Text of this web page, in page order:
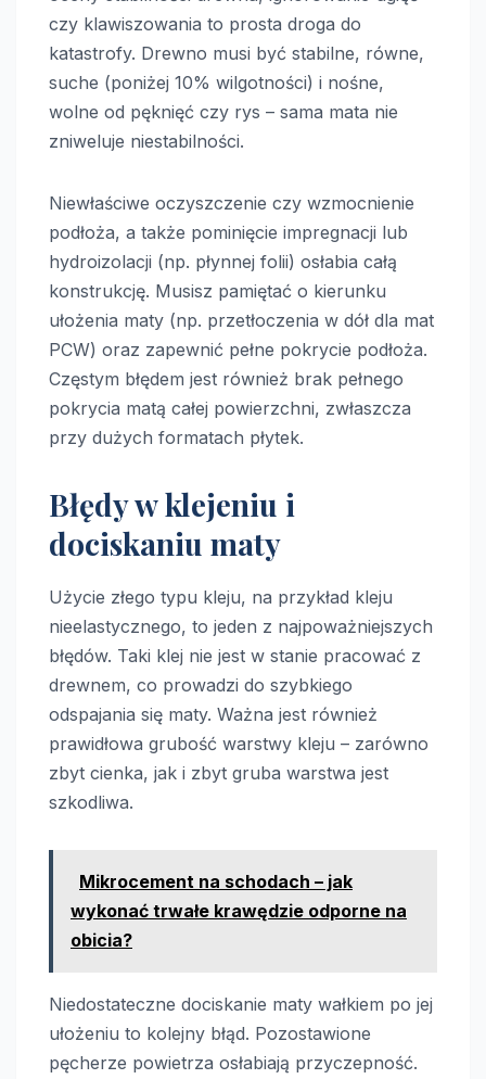
czy klawiszowania to prosta droga do
katastrofy. Drewno musi być stabilne, równe,
suche (poniżej 10% wilgotności) i nośne,
wolne od pęknięć czy rys – sama mata nie
zniweluje niestabilności.
Niewłaściwe oczyszczenie czy wzmocnienie
podłoża, a także pominięcie impregnacji lub
hydroizolacji (np. płynnej folii) osłabia całą
konstrukcję. Musisz pamiętać o kierunku
ułożenia maty (np. przetłoczenia w dół dla mat
PCW) oraz zapewnić pełne pokrycie podłoża.
Częstym błędem jest również brak pełnego
pokrycia matą całej powierzchni, zwłaszcza
przy dużych formatach płytek.
Błędy w klejeniu i
dociskaniu maty
Użycie złego typu kleju, na przykład kleju
nieelastycznego, to jeden z najpoważniejszych
błędów. Taki klej nie jest w stanie pracować z
drewnem, co prowadzi do szybkiego
odspajania się maty. Ważna jest również
prawidłowa grubość warstwy kleju – zarówno
zbyt cienka, jak i zbyt gruba warstwa jest
szkodliwa.
Mikrocement na schodach – jak
wykonać trwałe krawędzie odporne na
obicia?
Niedostateczne dociskanie maty wałkiem po jej
ułożeniu to kolejny błąd. Pozostawione
pęcherze powietrza osłabiają przyczepność.